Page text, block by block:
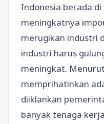
Indonesia berada
meningkatnya
merugikan industri
industri harus
meningkat.
memprihatinkan
diiklankan
banyak tenaga